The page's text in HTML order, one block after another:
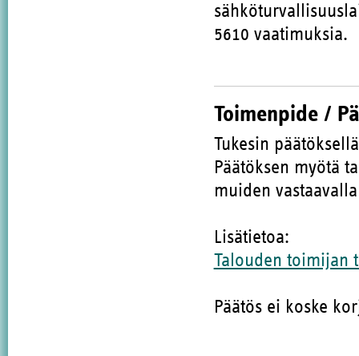
5610 vaatimuksia.
Toimenpide /
Tukesin
Päätöksen myötä
muiden
Lisätietoa:
Talouden toimijan
Päätös ei koske